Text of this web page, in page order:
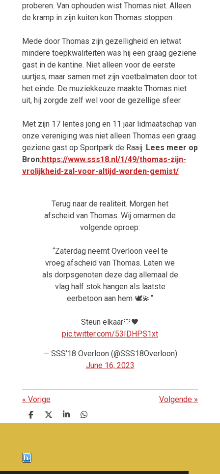
proberen. Van ophouden wist Thomas niet. Alleen
de kramp in zijn kuiten kon Thomas stoppen.
Mede door Thomas zijn gezelligheid en ietwat
mindere toepkwaliteiten was hij een graag geziene
gast in de kantine. Niet alleen voor de eerste
uurtjes, maar samen met zijn voetbalmaten door tot
het einde. De muziekkeuze maakte Thomas niet
uit, hij zorgde zelf wel voor de gezellige sfeer.
Met zijn 17 lentes jong en 11 jaar lidmaatschap van
onze vereniging was niet alleen Thomas een graag
geziene gast op Sportpark de Raaij. Lees meer op
Bron:https://www.sss18.nl/1/49/thomas-zijn-
vrolijkheid-zal-voor-altijd-worden-gemist/
Terug naar de realiteit. Morgen het
afscheid van Thomas. Wij omarmen de
volgende oproep:
“Zaterdag neemt Overloon veel te
vroeg afscheid van Thomas. Laten we
als dorpsgenoten deze dag allemaal de
vlag half stok hangen als laatste
eerbetoon aan hem 🕊️💫”
Steun elkaar💛🖤
pic.twitter.com/53IDHPS1xt
— SSS'18 Overloon (@SSS18Overloon)
June 16, 2023
« Vorige Volgende »
D
e
D
e
S
h
D
e